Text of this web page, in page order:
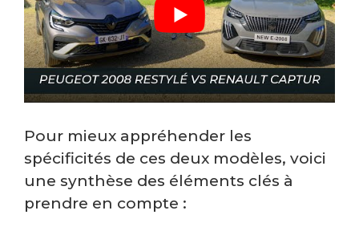
Pour mieux appréhender les
spécificités de ces deux modèles, voici
une synthèse des éléments clés à
prendre en compte :